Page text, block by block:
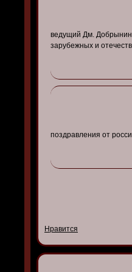
ведущий Дм. Добрынин
зарубежных и
поздравления от
Нравится